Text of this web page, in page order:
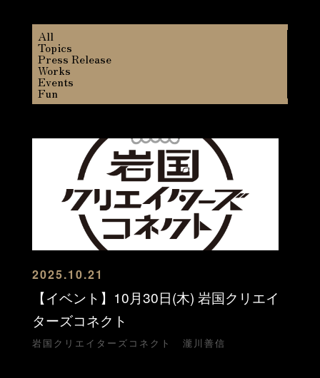
All
Topics
Press Release
Works
Events
Fun
2025.10.21
【イベント】10月30日(木) 岩国クリエイ
ターズコネクト
岩国クリエイターズコネクト 瀧川善信